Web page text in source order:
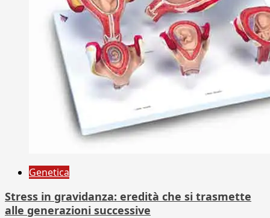
Genetica
Stress in gravidanza: eredità che si trasmette
alle generazioni successive